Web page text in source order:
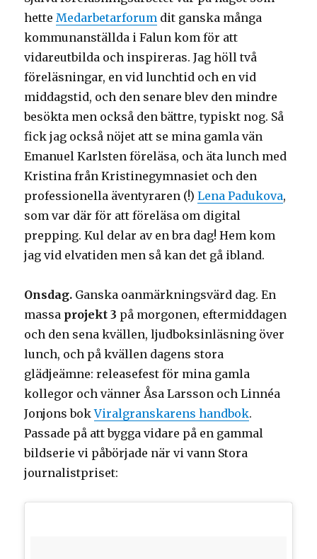
hetteMedarbetarforum dit ganska många
kommunanställda i Falun kom för att
vidareutbilda och inspireras. Jag höll två
föreläsningar, en vid lunchtid och en vid
middagstid, och den senare blev den mindre
besökta men också den bättre, typiskt nog. Så
fick jag också nöjet att se mina gamla vän
Emanuel Karlsten föreläsa, och äta lunch med
Kristina från Kristinegymnasiet och den
professionella äventyraren (!)Lena Padukova,
som var där för att föreläsa om digital
prepping. Kul delar av en bra dag! Hem kom
jag vid elvatiden men så kan det gå ibland.
Onsdag. Ganska oanmärkningsvärd dag. En
massa projekt 3 på morgonen, eftermiddagen
och den sena kvällen, ljudboksinläsning över
lunch, och på kvällen dagens stora
glädjeämne: releasefest för mina gamla
kollegor och vänner Åsa Larsson och Linnéa
Jonjons bokViralgranskarens handbok.
Passade på att bygga vidare på en gammal
bildserie vi påbörjade när vi vann Stora
journalistpriset: